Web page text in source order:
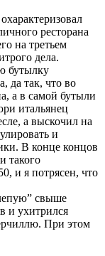
ресторана
на третьем
дела.
бутылку
да так, что во
а в самой бутыли
итальянец
а выскочил на
и
В конце концов
такого
и я потрясен, что
свыше
и ухитрился
При этом